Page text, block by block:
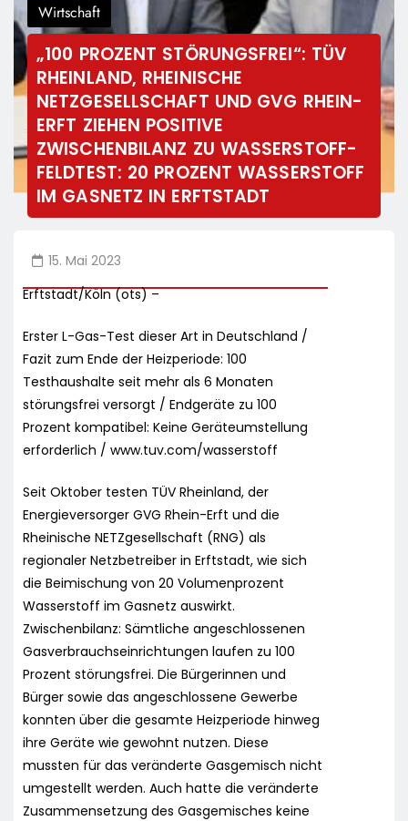
Wirtschaft
„100 PROZENT STÖRUNGSFREI“: TÜV
RHEINLAND, RHEINISCHE
NETZGESELLSCHAFT UND GVG RHEIN-
ERFT ZIEHEN POSITIVE
ZWISCHENBILANZ ZU WASSERSTOFF-
FELDTEST: 20 PROZENT WASSERSTOFF
IM GASNETZ IN ERFTSTADT
15. Mai 2023
Erftstadt/Köln (ots) –
Erster L-Gas-Test dieser Art in Deutschland /
Fazit zum Ende der Heizperiode: 100
Testhaushalte seit mehr als 6 Monaten
störungsfrei versorgt / Endgeräte zu 100
Prozent kompatibel: Keine Geräteumstellung
erforderlich / www.tuv.com/wasserstoff
Seit Oktober testen TÜV Rheinland, der
Energieversorger GVG Rhein-Erft und die
Rheinische NETZgesellschaft (RNG) als
regionaler Netzbetreiber in Erftstadt, wie sich
die Beimischung von 20 Volumenprozent
Wasserstoff im Gasnetz auswirkt.
Zwischenbilanz: Sämtliche angeschlossenen
Gasverbrauchseinrichtungen laufen zu 100
Prozent störungsfrei. Die Bürgerinnen und
Bürger sowie das angeschlossene Gewerbe
konnten über die gesamte Heizperiode hinweg
ihre Geräte wie gewohnt nutzen. Diese
mussten für das veränderte Gasgemisch nicht
umgestellt werden. Auch hatte die veränderte
Zusammensetzung des Gasgemisches keine